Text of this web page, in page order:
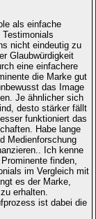
als einfache
nicht eindeutig zu
Glaubwürdigkeit
eine einfachere
die Marke gut
das Image
Je ähnlicher sich
desto stärker fällt
funktioniert das
Habe lange
Medienforschung
Ich kenne
finden,
im Vergleich mit
es der Marke,
erhalten.
ist dabei die